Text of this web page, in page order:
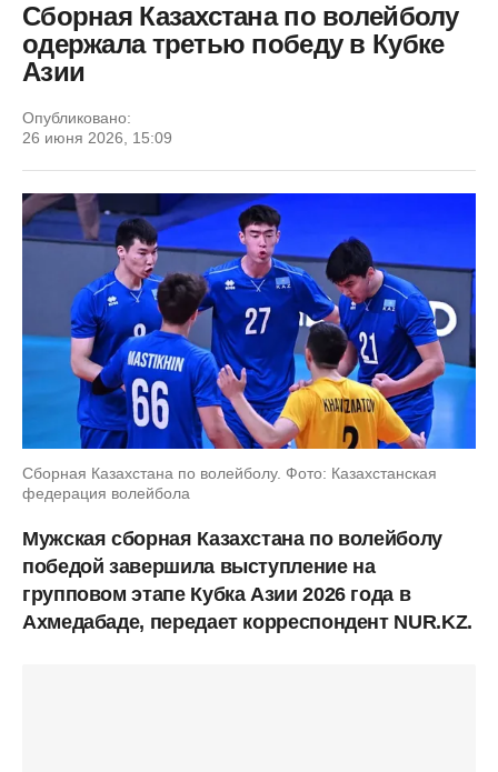
Сборная Казахстана по волейболу
одержала третью победу в Кубке
Азии
Опубликовано:
26 июня 2026, 15:09
Сборная Казахстана по волейболу. Фото: Казахстанская
федерация волейбола
Мужская сборная Казахстана по волейболу
победой завершила выступление на
групповом этапе Кубка Азии 2026 года в
Ахмедабаде, передает корреспондент NUR.KZ.